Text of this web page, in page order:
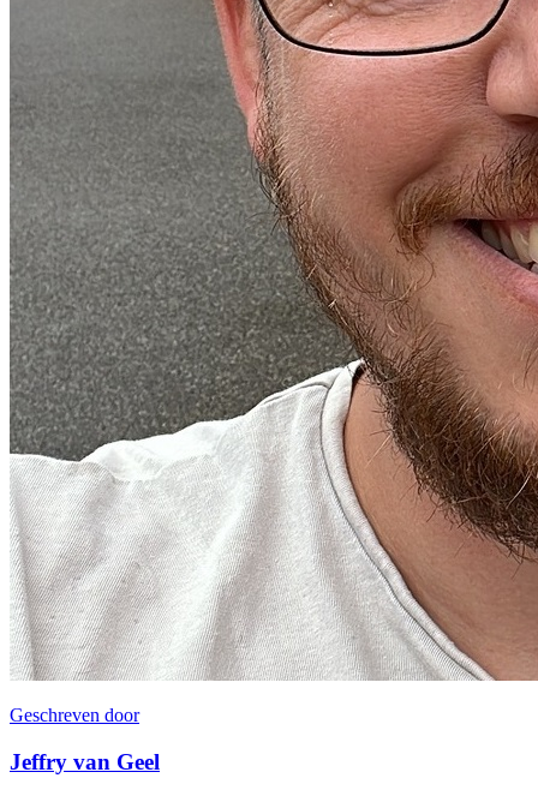
Geschreven door
Jeffry van Geel